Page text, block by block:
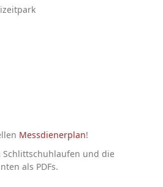
Messdienerplan!
Schlittschuhlaufen und die
als PDFs.